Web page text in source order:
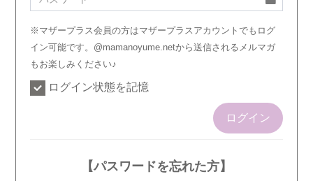
※マザープラス会員の方はマザープラスアカウントでもログ
イン可能です。@mamanoyume.netから送信されるメルマガ
もお楽しみください♪
ログイン状態を記憶
ログイン
【パスワードを忘れた方】